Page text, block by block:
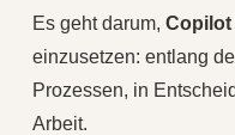
Es geht darum, Copilot
einzusetzen: entlang
Prozessen, in
Arbeit.